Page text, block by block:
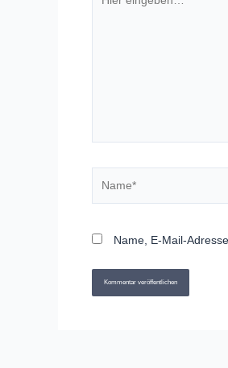
eingeben…
Name, E-Mail-